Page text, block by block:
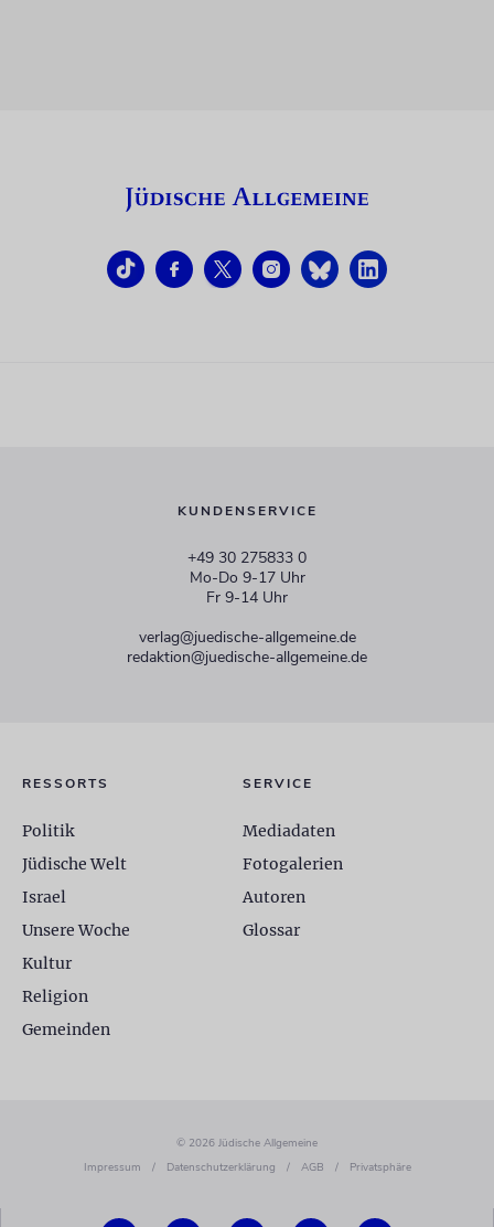
KUNDENSERVICE
+49 30 275833 0
Mo-Do 9-17 Uhr
Fr 9-14 Uhr
verlag@juedische-allgemeine.de
redaktion@juedische-allgemeine.de
RESSORTS
Politik
Jüdische Welt
Israel
Unsere Woche
Kultur
Religion
Gemeinden
SERVICE
Mediadaten
Fotogalerien
Autoren
Glossar
© 2026 Jüdische Allgemeine
Impressum
/ Datenschutzerklärung / AGB / Privatsphäre